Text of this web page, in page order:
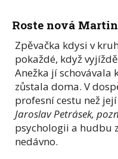
Roste nová
Zpěvačka kdysi v
pokaždé, když
Anežka jí
zůstala doma. V
profesní cestu než
Jaroslav Petrásek,
psychologii a hudbu
nedávno.